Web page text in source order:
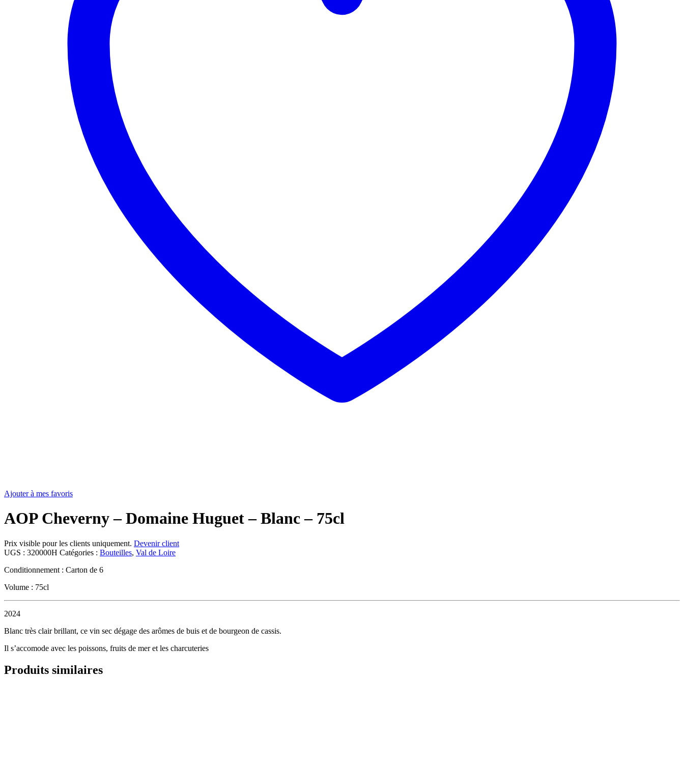
Ajouter à mes favoris
AOP Cheverny – Domaine Huguet – Blanc – 75cl
Prix visible pour les clients uniquement. Devenir client
UGS : 320000H Catégories : Bouteilles, Val de Loire
Conditionnement : Carton de 6
Volume : 75cl
2024
Blanc très clair brillant, ce vin sec dégage des arômes de buis et de bourgeon de cassis.
Il s’accomode avec les poissons, fruits de mer et les charcuteries
Produits similaires